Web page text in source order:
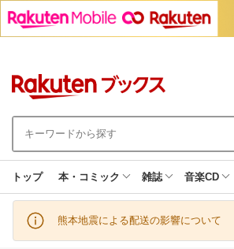
トップ 本・コミック 雑誌 音楽CD
熊本地震による配送の影響について